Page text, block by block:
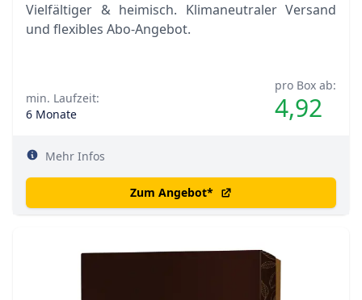
Vielfältiger & heimisch. Klimaneutraler Versand
und flexibles Abo-Angebot.
pro Box ab:
4,92
min. Laufzeit:
6 Monate
Mehr Infos
Zum Angebot*